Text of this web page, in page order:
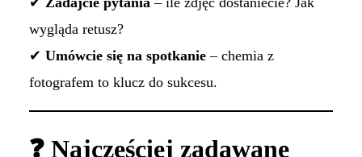
wygląda retusz?
✔ Umówcie się na spotkanie– chemia z
fotografem to klucz do sukcesu.
❓ Najczęściej zadawane